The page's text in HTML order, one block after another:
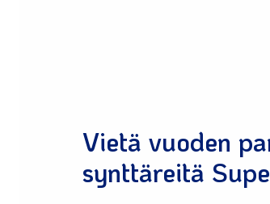
Vietä vuoden
synttäreitä